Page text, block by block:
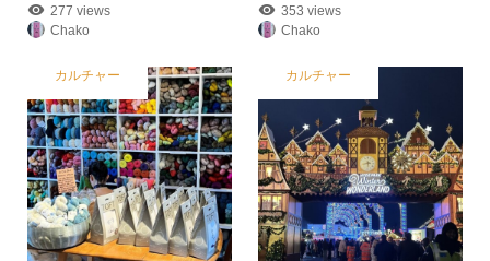
277 views
Chako
353 views
Chako
カルチャー カルチャー